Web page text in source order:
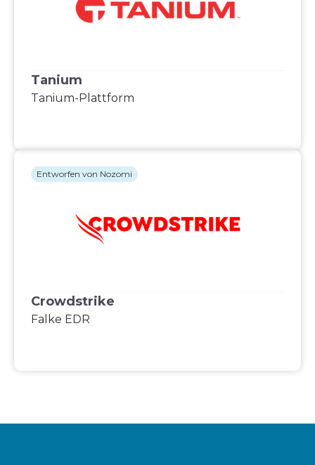
Tanium
Tanium-Plattform
Crowdstrike
Falke EDR
Entworfen von Nozomi